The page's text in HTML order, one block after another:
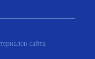
сайта